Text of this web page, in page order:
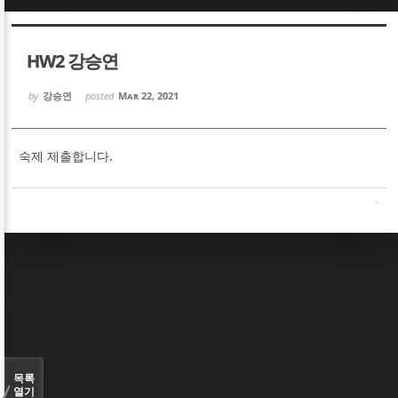
HW2 강승연
by 강승연 posted Mar 22, 2021
숙제 제출합니다.
목록
열기
Sketchbook5, 스케치북5
Sketchbook5, 스케치북5
Sketchbook5, 스케치북5
Sketchbook5, 스케치북5